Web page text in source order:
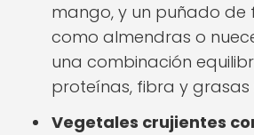
mango, y un puñado de
como almendras o
una combinación
proteínas, fibra y grasas
Vegetales crujientes